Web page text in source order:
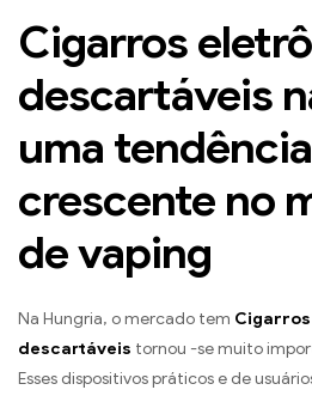
Cigarros
descartáveis
uma tendência
crescente no
de vaping
Na Hungria, o mercado tem
descartáveis tornou -se muito
Esses dispositivos práticos e de